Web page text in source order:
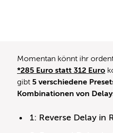
Momentan könnt ihr
*285 Euro statt 312 Euro
gibt 5 verschiedene
Kombinationen von
1: Reverse Delay in